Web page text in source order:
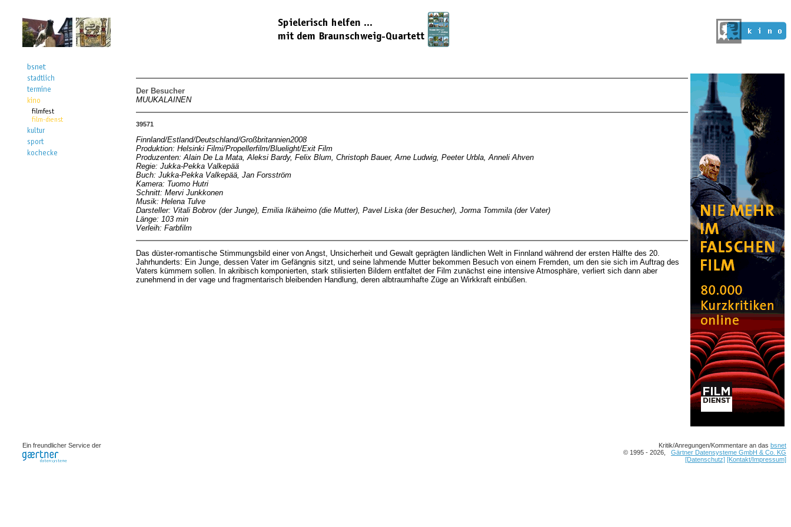
Der Besucher
MUUKALAINEN
39571
Finnland/Estland/Deutschland/Großbritannien2008
Produktion: Helsinki Filmi/Propellerfilm/Bluelight/Exit Film
Produzenten: Alain De La Mata, Aleksi Bardy, Felix Blum, Christoph Bauer, Arne Ludwig, Peeter Urbla, Anneli Ahven
Regie: Jukka-Pekka Valkepää
Buch: Jukka-Pekka Valkepää, Jan Forsström
Kamera: Tuomo Hutri
Schnitt: Mervi Junkkonen
Musik: Helena Tulve
Darsteller: Vitali Bobrov (der Junge), Emilia Ikäheimo (die Mutter), Pavel Liska (der Besucher), Jorma Tommila (der Vater)
Länge: 103 min
Verleih: Farbfilm
Das düster-romantische Stimmungsbild einer von Angst, Unsicherheit und Gewalt geprägten ländlichen Welt in Finnland während der ersten Hälfte des 20.
Jahrhunderts: Ein Junge, dessen Vater im Gefängnis sitzt, und seine lahmende Mutter bekommen Besuch von einem Fremden, um den sie sich im Auftrag des
Vaters kümmern sollen. In akribisch komponierten, stark stilisierten Bildern entfaltet der Film zunächst eine intensive Atmosphäre, verliert sich dann aber
zunehmend in der vage und fragmentarisch bleibenden Handlung, deren albtraumhafte Züge an Wirkkraft einbüßen.
Ein freundlicher Service der Kritik/Anregungen/Kommentare an das bsnet
© 1995 - 2026, Gärtner Datensysteme GmbH & Co. KG
[Datenschutz] [Kontakt/Impressum]